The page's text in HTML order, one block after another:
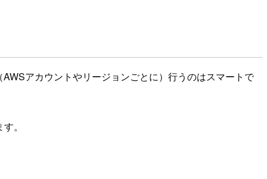
アカウントやリージョンごとに）行うのはスマートで
。